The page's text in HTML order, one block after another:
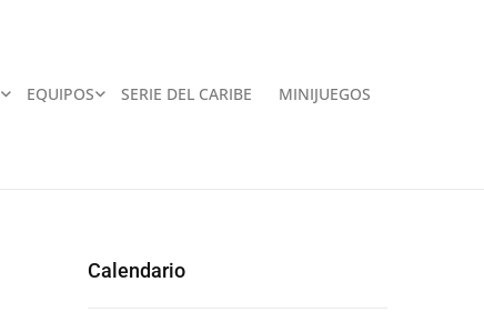
EQUIPOS SERIE DEL CARIBE MINIJUEGOS
Calendario